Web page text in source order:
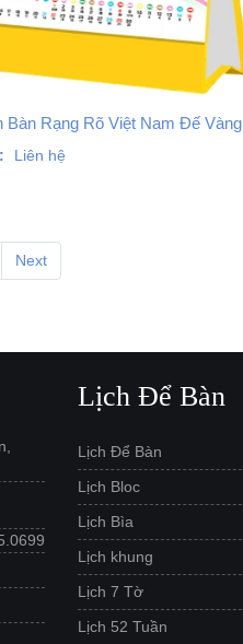
Bàn Rạng Rõ Việt Nam Đế Vàng
Liên hệ
Next
Lịch Để Bàn
Lịch Để Bàn
Lịch Bloc
Lịch Bìa
Lịch khung
Lịch 7 Tờ
Lịch 52 Tuần